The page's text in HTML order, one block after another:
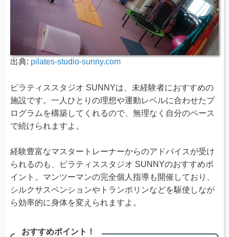
出典: pilates-studio-sunny.com
ピラティススタジオ SUNNYは、未経験者におすすめの
施設です。一人ひとりの理想や運動レベルに合わせたプ
ログラムを構築してくれるので、無理なく自分のペース
で続けられますよ。
経験豊富なマスタートレーナーからのアドバイスが受け
られるのも、ピラティススタジオ SUNNYのおすすめポ
イント。マンツーマンの完全個人指導も開催しており、
シルクサスペンションやトランポリンなどを駆使しなが
ら効率的に身体を変えられますよ。
おすすめポイント！